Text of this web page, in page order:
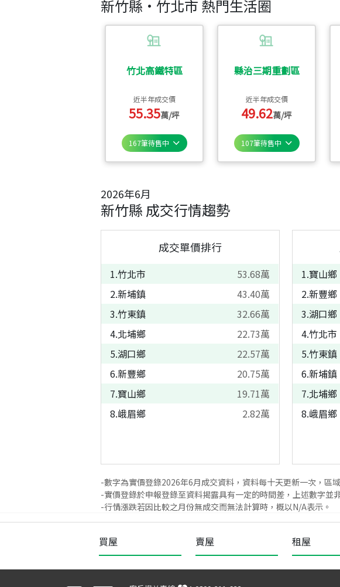
新竹縣 · 竹北市 熱門生活圈
竹北高鐵特區
近半年成交價
55.35萬/坪
167筆待售中
縣治三期重劃區
近半年成交價
49.62萬/坪
107筆待售中
2026年6月
新竹縣 成交行情趨勢
成交單價排行
1.竹北市 53.68萬
2.新埔鎮 43.40萬
3.竹東鎮 32.66萬
4.北埔鄉 22.73萬
5.湖口鄉 22.57萬
6.新豐鄉 20.75萬
7.寶山鄉 19.71萬
8.峨眉鄉 2.82萬
1.寶山鄉
2.新豐鄉
3.湖口鄉
4.竹北市
5.竹東鎮
6.新埔鎮
7.北埔鄉
8.峨眉鄉
-數字為實價登錄2026年6月成交資料，資料每十天更新一次，區
-實價登錄於申報登錄至資料揭露具有一定的時間差，上述數字並
-行情漲跌若因比較之月份無成交而無法計算時，概以N/A表示。
買屋 賣屋 租屋